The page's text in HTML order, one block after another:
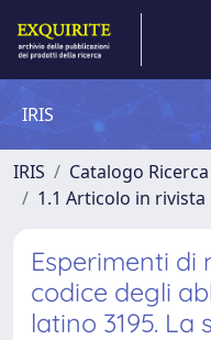
IRIS
IRIS Catalogo Ricerca
1.1 Articolo in rivista
Esperimenti di
codice degli
latino 3195. La